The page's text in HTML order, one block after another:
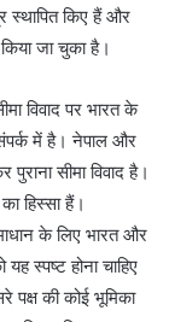
स्थापित किए हैं और
जा चुका है।
विवाद पर भारत के
में है। नेपाल और
सीमा विवाद है।
हिस्सा हैं।
के लिए भारत और
स्पष्ट होना चाहिए
पक्ष की कोई भूमिका